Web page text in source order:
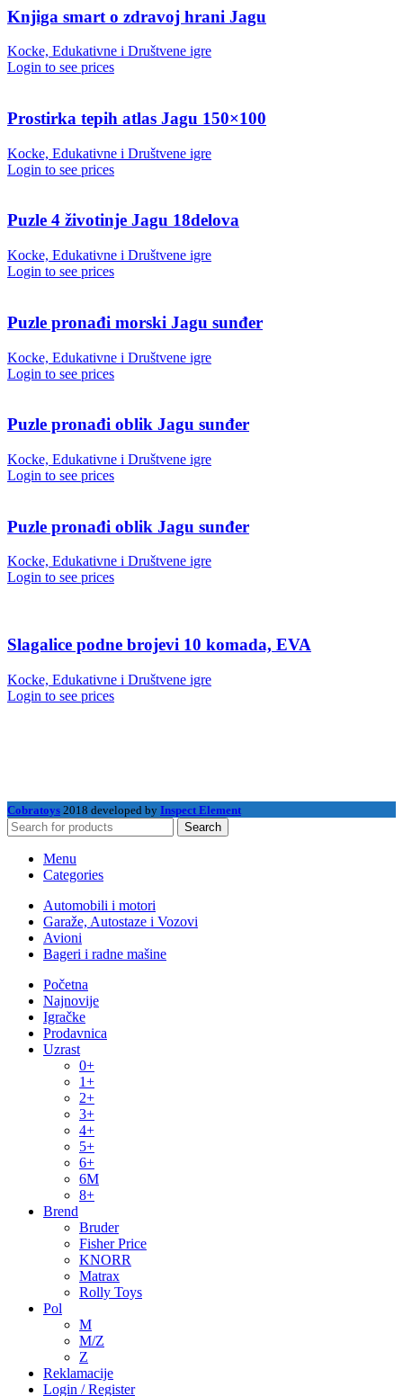
Knjiga smart o zdravoj hrani Jagu
Kocke, Edukativne i Društvene igre
Login to see prices
Prostirka tepih atlas Jagu 150×100
Kocke, Edukativne i Društvene igre
Login to see prices
Puzle 4 životinje Jagu 18delova
Kocke, Edukativne i Društvene igre
Login to see prices
Puzle pronađi morski Jagu sunđer
Kocke, Edukativne i Društvene igre
Login to see prices
Puzle pronađi oblik Jagu sunđer
Kocke, Edukativne i Društvene igre
Login to see prices
Puzle pronađi oblik Jagu sunđer
Kocke, Edukativne i Društvene igre
Login to see prices
Slagalice podne brojevi 10 komada, EVA
Kocke, Edukativne i Društvene igre
Login to see prices
Cobratoys 2018 developed by Inspect Element
Search
Menu
Categories
Automobili i motori
Garaže, Autostaze i Vozovi
Avioni
Bageri i radne mašine
Početna
Najnovije
Igračke
Prodavnica
Uzrast
0+
1+
2+
3+
4+
5+
6+
6M
8+
Brend
Bruder
Fisher Price
KNORR
Matrax
Rolly Toys
Pol
M
M/Z
Z
Reklamacije
Login / Register